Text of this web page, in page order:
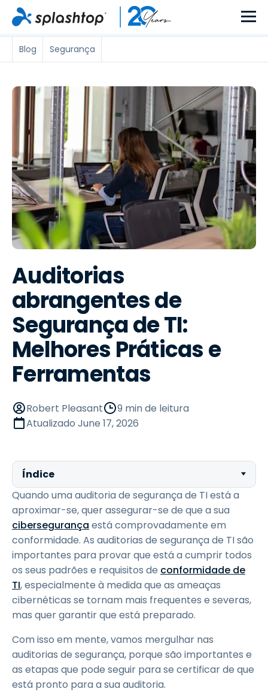
Blog Segurança
Auditorias
abrangentes de
Segurança de TI:
Melhores Práticas e
Ferramentas
Robert Pleasant
9 min de leitura
Atualizado June 17, 2026
Índice
Quando uma auditoria de segurança de TI está a
aproximar-se, quer assegurar-se de que a sua
cibersegurança está comprovadamente em
conformidade. As auditorias de segurança de TI são
importantes para provar que está a cumprir todos
os seus padrões e requisitos de conformidade de
TI, especialmente à medida que as ameaças
cibernéticas se tornam mais frequentes e severas,
mas quer garantir que está preparado.
Com isso em mente, vamos mergulhar nas
auditorias de segurança, porque são importantes e
as etapas que pode seguir para se certificar de que
está pronto para a sua auditoria.